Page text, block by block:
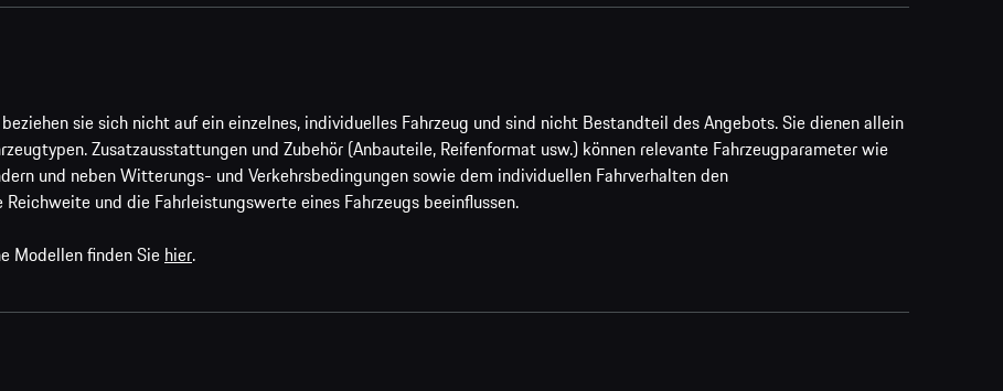
sie sich nicht auf ein einzelnes, individuelles Fahrzeug und sind nicht Bestandteil des Angebots. Sie dienen allein
Zusatzausstattungen und Zubehör (Anbauteile, Reifenformat usw.) können relevante Fahrzeugparameter wie
und neben Witterungs- und Verkehrsbedingungen sowie dem individuellen Fahrverhalten den
und die Fahrleistungswerte eines Fahrzeugs beeinflussen.
Modellen finden Sie hier.